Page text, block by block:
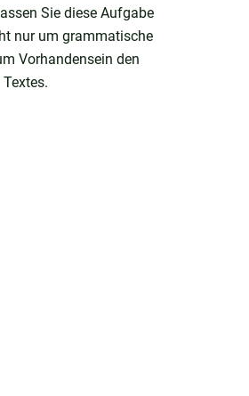
Sie diese Aufgabe
nur um grammatische
Vorhandensein den